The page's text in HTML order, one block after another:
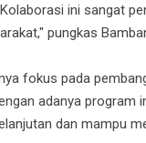
ini sangat
pungkas
fokus pada
adanya program
dan mampu